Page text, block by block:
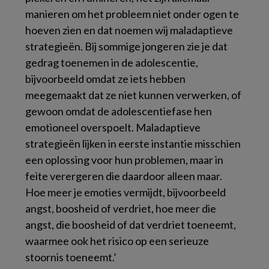
manieren om het probleem niet onder ogen te
hoeven zien en dat noemen wij maladaptieve
strategieën. Bij sommige jongeren zie je dat
gedrag toenemen in de adolescentie,
bijvoorbeeld omdat ze iets hebben
meegemaakt dat ze niet kunnen verwerken, of
gewoon omdat de adolescentiefase hen
emotioneel overspoelt. Maladaptieve
strategieën lijken in eerste instantie misschien
een oplossing voor hun problemen, maar in
feite verergeren die daardoor alleen maar.
Hoe meer je emoties vermijdt, bijvoorbeeld
angst, boosheid of verdriet, hoe meer die
angst, die boosheid of dat verdriet toeneemt,
waarmee ook het risico op een serieuze
stoornis toeneemt.’